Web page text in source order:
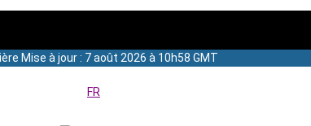
Mise à jour : 7 août 2026 à 10h58 GMT
FR